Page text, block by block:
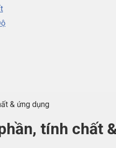
& ứng dụng
tính chất